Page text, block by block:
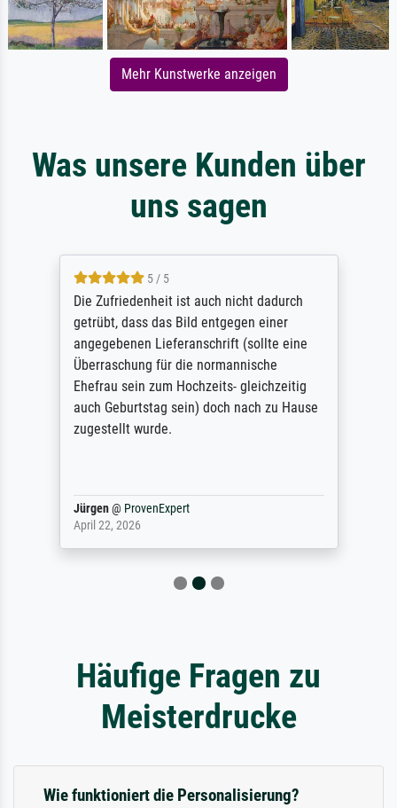
Mehr Kunstwerke anzeigen
Was unsere Kunden über
uns sagen
5 / 5
Die Zufriedenheit ist auch nicht dadurch
getrübt, dass das Bild entgegen einer
angegebenen Lieferanschrift (sollte eine
Überraschung für die normannische
Ehefrau sein zum Hochzeits- gleichzeitig
auch Geburtstag sein) doch nach zu Hause
zugestellt wurde.
Jürgen@ ProvenExpert
April 22, 2026
Häufige Fragen zu
Meisterdrucke
Wie funktioniert die Personalisierung?